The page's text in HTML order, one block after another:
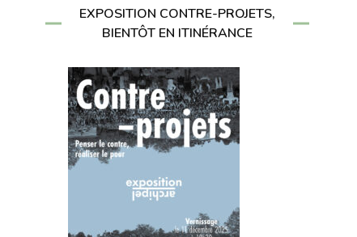
EXPOSITION CONTRE-PROJETS,
BIENTÔT EN ITINÉRANCE